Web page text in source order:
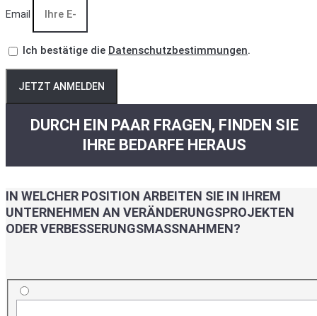
Email
Ich bestätige die Datenschutzbestimmungen.
JETZT ANMELDEN
DURCH EIN PAAR FRAGEN, FINDEN SIE
IHRE BEDARFE HERAUS
IN WELCHER POSITION ARBEITEN SIE IN IHREM
UNTERNEHMEN AN VERÄNDERUNGSPROJEKTEN
ODER VERBESSERUNGSMASSNAHMEN?